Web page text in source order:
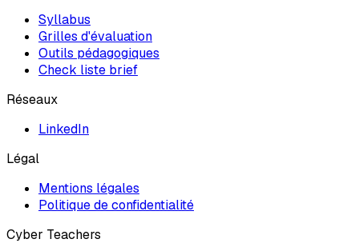
Syllabus
Grilles d'évaluation
Outils pédagogiques
Check liste brief
Réseaux
LinkedIn
Légal
Mentions légales
Politique de confidentialité
Cyber Teachers